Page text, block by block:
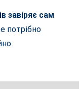
завіряє сам
потрібно